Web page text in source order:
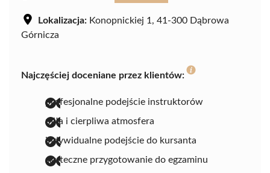
Lokalizacja: Konopnickiej 1, 41-300 Dąbrowa
Górnicza
Najczęściej doceniane przez klientów:
profesjonalne podejście instruktorów
miła i cierpliwa atmosfera
indywidualne podejście do kursanta
skuteczne przygotowanie do egzaminu